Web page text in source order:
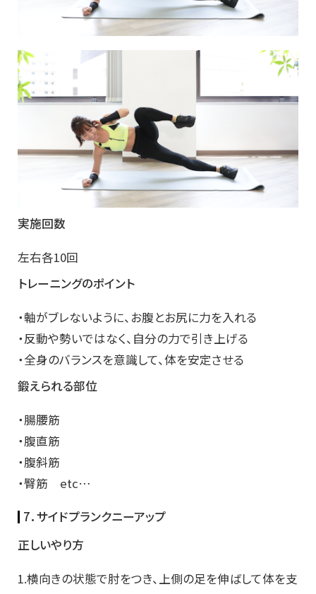
実施回数
左右各10回
トレーニングのポイント
・軸がブレないように、お腹とお尻に力を入れる
・反動や勢いではなく、自分の力で引き上げる
・全身のバランスを意識して、体を安定させる
鍛えられる部位
・腸腰筋
・腹直筋
・腹斜筋
・臀筋 etc…
7．サイドプランクニーアップ
正しいやり方
1.横向きの状態で肘をつき、上側の足を伸ばして体を支